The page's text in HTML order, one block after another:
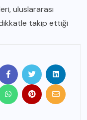
uluslararası
dikkatle takip ettiği